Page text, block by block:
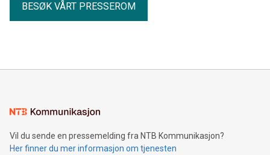
BESØK VÅRT PRESSEROM
Vil du sende en pressemelding fra NTB Kommunikasjon?
Her finner du mer informasjon om tjenesten